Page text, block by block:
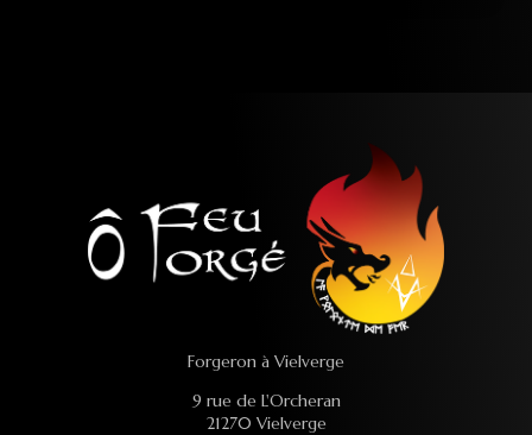
Forgeron à Vielverge
9 rue de L'Orcheran
21270 Vielverge